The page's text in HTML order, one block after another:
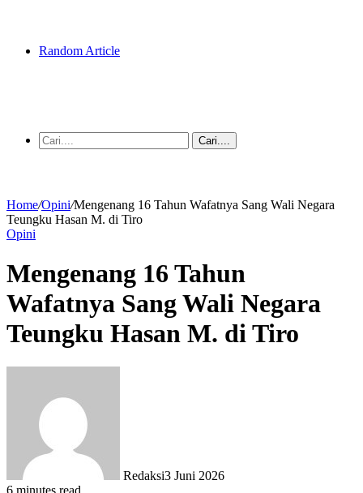
Random Article
Cari....
Home/Opini/Mengenang 16 Tahun Wafatnya Sang Wali Negara
Teungku Hasan M. di Tiro
Opini
Mengenang 16 Tahun
Wafatnya Sang Wali Negara
Teungku Hasan M. di Tiro
Redaksi3 Juni 2026
6 minutes read